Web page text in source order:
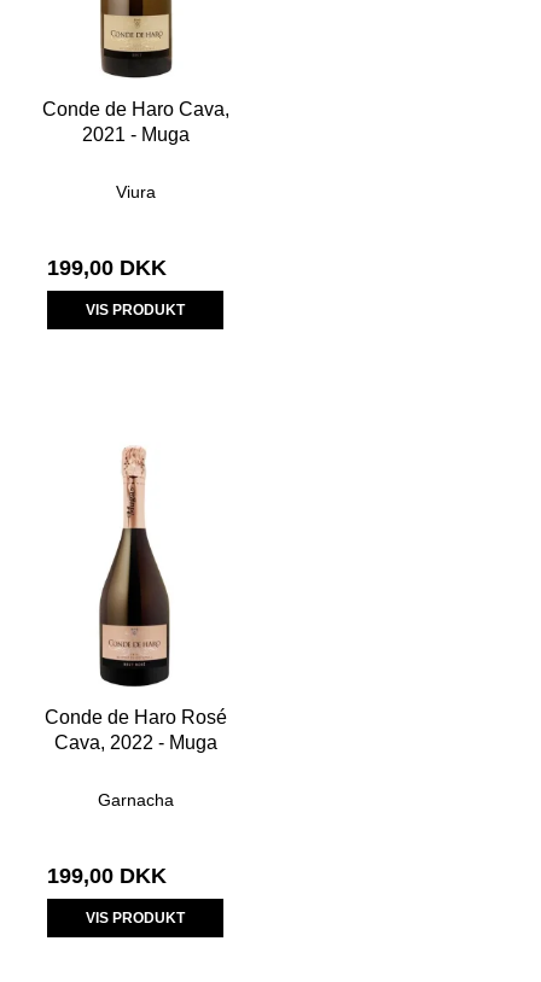
Conde de Haro Cava,
2021 - Muga
Viura
199,00 DKK
VIS PRODUKT
Conde de Haro Rosé
Cava, 2022 - Muga
Garnacha
199,00 DKK
VIS PRODUKT